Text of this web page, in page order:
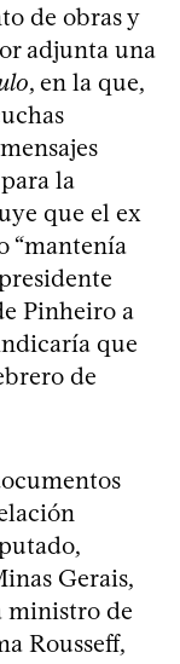
de obras y
adjunta una
, en la que,
la
que el ex
“mantenía
Pinheiro a
que
de
Gerais,
ministro de
Rousseff,